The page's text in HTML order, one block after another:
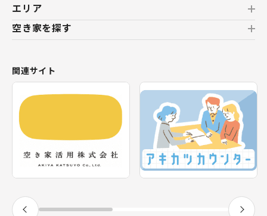
エリア
北海道
東北
関東
神奈川県
甲信越・北陸
東海
空き家を探す
新着の空き家
テーマから探す
エリアから探す
関連サイト